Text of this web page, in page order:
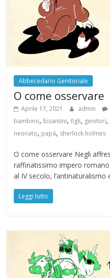
Abbecedario Genitoriale
O come osservare
Aprile 17, 2021 admin
bambino, bizantini,figli, genitori,
neonato, papà, sherlock holmes
O come osservare Negli
raffinatissimo impero
al IV secolo, l’antinaturalismo
Leggi tutto